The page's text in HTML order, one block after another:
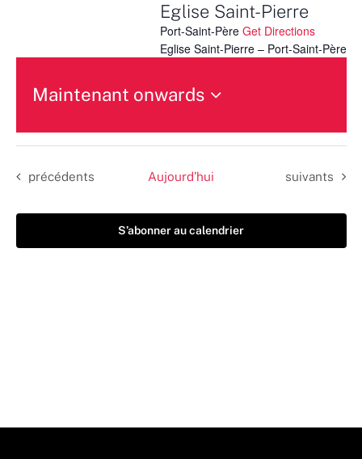
Eglise Saint-Pierre
Port-Saint-Père Get Directions
Eglise Saint-Pierre – Port-Saint-Père
Maintenant onwards
une
date.
Évènements
précédents Aujourd’hui Évènements
suivants
S’abonner au calendrier